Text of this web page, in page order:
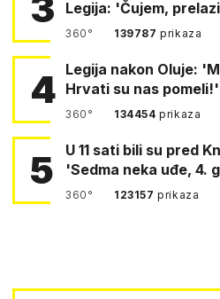
Legija: 'Čujem,
360° 139787prikaza
4 Legija nakon Oluje:
Hrvati su nas pomeli!'
360° 134454prikaza
5
U 11 sati bili su pred Kninom. Gotovina:
'Sedma neka uđe, 4.
360° 123157prikaza